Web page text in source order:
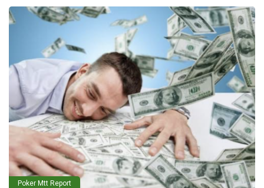
Poker Mtt Report